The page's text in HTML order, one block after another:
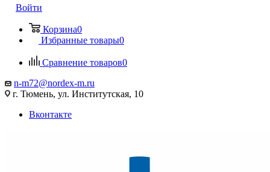
Войти
Корзина0
Избранные товары0
Сравнение товаров0
n-m72@nordex-m.ru
г. Тюмень, ул. Институтская, 10
Вконтакте